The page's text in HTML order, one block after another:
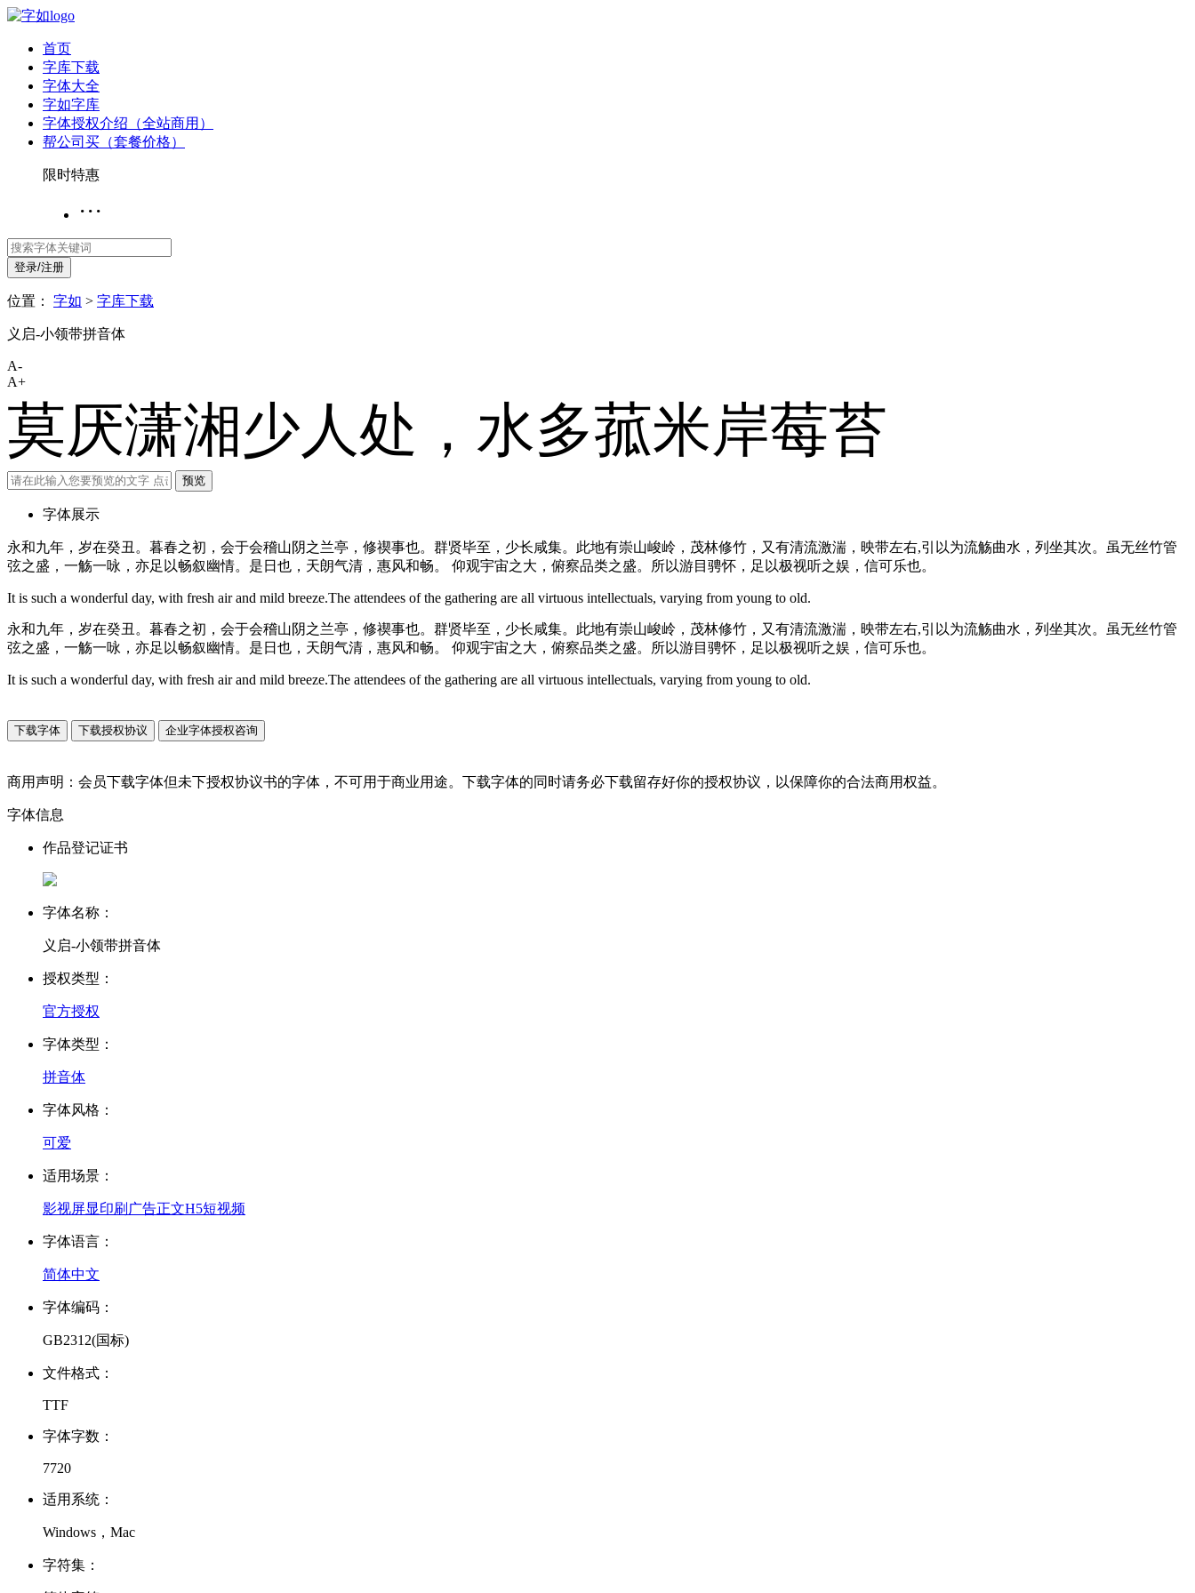
首页
字库下载
字体大全
字如字库
字体授权介绍（全站商用）
帮公司买（套餐价格）
限时特惠
···
登录/注册
位置： 字如 > 字库下载
义启-小领带拼音体
A-
A+
莫厌潇湘少人处，水多菰米岸莓苔
预览
字体展示
永和九年，岁在癸丑。暮春之初，会于会稽山阴之兰亭，修禊事也。群贤毕至，少长咸集。此地有崇山峻岭，茂林修竹，又有清流激湍，映带左右,引以为流觞曲水，列坐其次。虽无丝竹管
弦之盛，一觞一咏，亦足以畅叙幽情。是日也，天朗气清，惠风和畅。 仰观宇宙之大，俯察品类之盛。所以游目骋怀，足以极视听之娱，信可乐也。
It is such a wonderful day, with fresh air and mild breeze.The attendees of the gathering are all virtuous intellectuals, varying from young to old.
永和九年，岁在癸丑。暮春之初，会于会稽山阴之兰亭，修禊事也。群贤毕至，少长咸集。此地有崇山峻岭，茂林修竹，又有清流激湍，映带左右,引以为流觞曲水，列坐其次。虽无丝竹管
弦之盛，一觞一咏，亦足以畅叙幽情。是日也，天朗气清，惠风和畅。 仰观宇宙之大，俯察品类之盛。所以游目骋怀，足以极视听之娱，信可乐也。
It is such a wonderful day, with fresh air and mild breeze.The attendees of the gathering are all virtuous intellectuals, varying from young to old.
下载字体 下载授权协议 企业字体授权咨询
商用声明：会员下载字体但未下授权协议书的字体，不可用于商业用途。下载字体的同时请务必下载留存好你的授权协议，以保障你的合法商用权益。
字体信息
作品登记证书
字体名称：
义启-小领带拼音体
授权类型：
官方授权
字体类型：
拼音体
字体风格：
可爱
适用场景：
影视屏显印刷 广告正文H5短视频
字体语言：
简体中文
字体编码：
GB2312(国标)
文件格式：
TTF
字体字数：
7720
适用系统：
Windows，Mac
字符集：